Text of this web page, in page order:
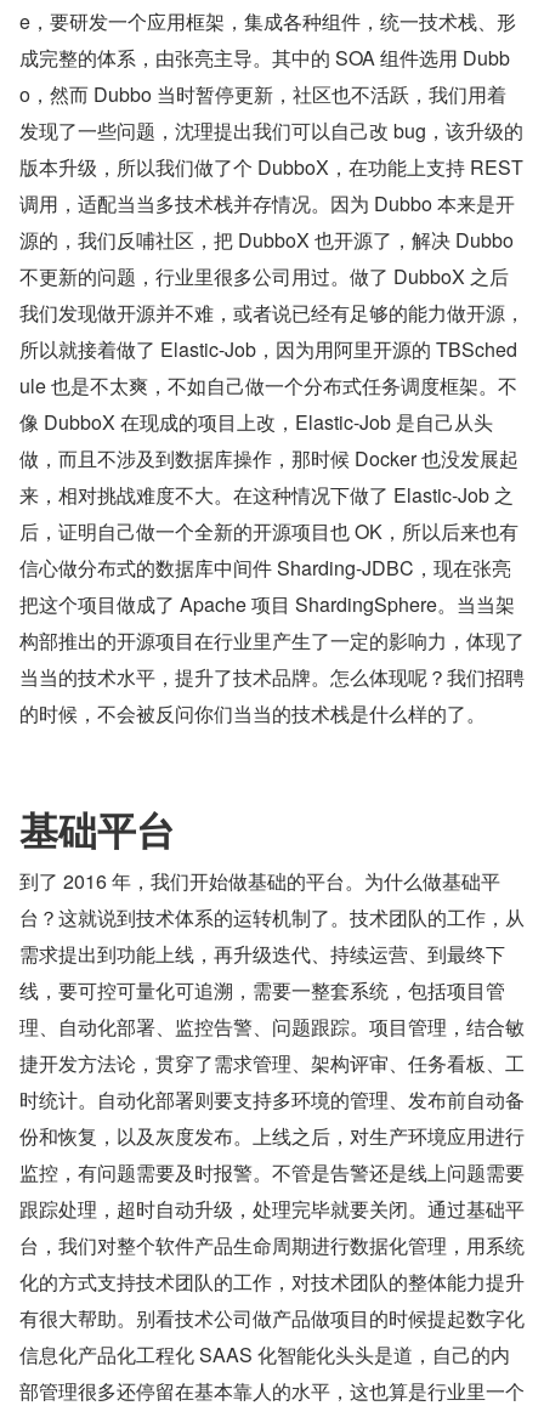
e，要研发一个应用框架，集成各种组件，统一技术栈、形
成完整的体系，由张亮主导。其中的 SOA 组件选用 Dubb
o，然而 Dubbo 当时暂停更新，社区也不活跃，我们用着
发现了一些问题，沈理提出我们可以自己改 bug，该升级的
版本升级，所以我们做了个 DubboX，在功能上支持 REST
调用，适配当当多技术栈并存情况。因为 Dubbo 本来是开
源的，我们反哺社区，把 DubboX 也开源了，解决 Dubbo
不更新的问题，行业里很多公司用过。做了 DubboX 之后
我们发现做开源并不难，或者说已经有足够的能力做开源，
所以就接着做了 Elastic-Job，因为用阿里开源的 TBSched
ule 也是不太爽，不如自己做一个分布式任务调度框架。不
像 DubboX 在现成的项目上改，Elastic-Job 是自己从头
做，而且不涉及到数据库操作，那时候 Docker 也没发展起
来，相对挑战难度不大。在这种情况下做了 Elastic-Job 之
后，证明自己做一个全新的开源项目也 OK，所以后来也有
信心做分布式的数据库中间件 Sharding-JDBC，现在张亮
把这个项目做成了 Apache 项目 ShardingSphere。当当架
构部推出的开源项目在行业里产生了一定的影响力，体现了
当当的技术水平，提升了技术品牌。怎么体现呢？我们招聘
的时候，不会被反问你们当当的技术栈是什么样的了。
基础平台
到了 2016 年，我们开始做基础的平台。为什么做基础平
台？这就说到技术体系的运转机制了。技术团队的工作，从
需求提出到功能上线，再升级迭代、持续运营、到最终下
线，要可控可量化可追溯，需要一整套系统，包括项目管
理、自动化部署、监控告警、问题跟踪。项目管理，结合敏
捷开发方法论，贯穿了需求管理、架构评审、任务看板、工
时统计。自动化部署则要支持多环境的管理、发布前自动备
份和恢复，以及灰度发布。上线之后，对生产环境应用进行
监控，有问题需要及时报警。不管是告警还是线上问题需要
跟踪处理，超时自动升级，处理完毕就要关闭。通过基础平
台，我们对整个软件产品生命周期进行数据化管理，用系统
化的方式支持技术团队的工作，对技术团队的整体能力提升
有很大帮助。别看技术公司做产品做项目的时候提起数字化
信息化产品化工程化 SAAS 化智能化头头是道，自己的内
部管理很多还停留在基本靠人的水平，这也算是行业里一个